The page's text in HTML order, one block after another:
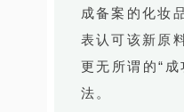
成备案的化妆
表认可该新原
更无所谓的“
法。